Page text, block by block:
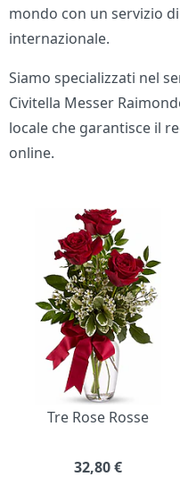
mondo con un servizio
internazionale.
Siamo specializzati nel
Civitella Messer
locale che garantisce il
online.
Bouquet di fiori
Tre Rose Rosse
32,80€